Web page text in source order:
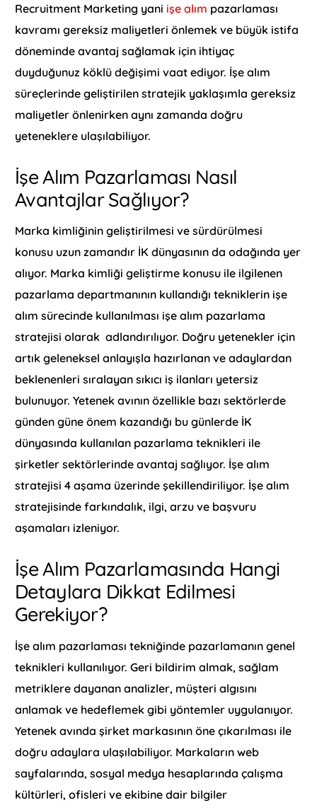
Recruitment Marketing yani işe alım pazarlaması
kavramı gereksiz maliyetleri önlemek ve büyük istifa
döneminde avantaj sağlamak için ihtiyaç
duyduğunuz köklü değişimi vaat ediyor. İşe alım
süreçlerinde geliştirilen stratejik yaklaşımla gereksiz
maliyetler önlenirken aynı zamanda doğru
yeteneklere ulaşılabiliyor.
İşe Alım Pazarlaması Nasıl
Avantajlar Sağlıyor?
Marka kimliğinin geliştirilmesi ve sürdürülmesi
konusu uzun zamandır İK dünyasının da odağında yer
alıyor. Marka kimliği geliştirme konusu ile ilgilenen
pazarlama departmanının kullandığı tekniklerin işe
alım sürecinde kullanılması işe alım pazarlama
stratejisi olarak adlandırılıyor. Doğru yetenekler için
artık geleneksel anlayışla hazırlanan ve adaylardan
beklenenleri sıralayan sıkıcı iş ilanları yetersiz
bulunuyor. Yetenek avının özellikle bazı sektörlerde
günden güne önem kazandığı bu günlerde İK
dünyasında kullanılan pazarlama teknikleri ile
şirketler sektörlerinde avantaj sağlıyor. İşe alım
stratejisi 4 aşama üzerinde şekillendiriliyor. İşe alım
stratejisinde farkındalık, ilgi, arzu ve başvuru
aşamaları izleniyor.
İşe Alım Pazarlamasında Hangi
Detaylara Dikkat Edilmesi
Gerekiyor?
İşe alım pazarlaması tekniğinde pazarlamanın genel
teknikleri kullanılıyor. Geri bildirim almak, sağlam
metriklere dayanan analizler, müşteri algısını
anlamak ve hedeflemek gibi yöntemler uygulanıyor.
Yetenek avında şirket markasının öne çıkarılması ile
doğru adaylara ulaşılabiliyor. Markaların web
sayfalarında, sosyal medya hesaplarında çalışma
kültürleri, ofisleri ve ekibine dair bilgiler